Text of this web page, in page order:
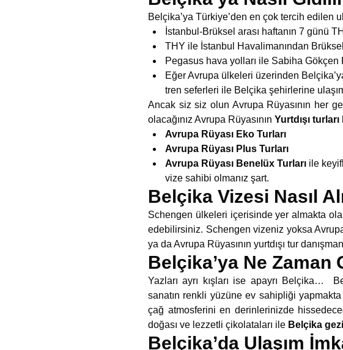
Belçika’ya Türkiye’den en çok tercih edilen
İstanbul-Brüksel arası haftanın 7 günü
THY ile İstanbul Havalimanından
Pegasus hava yolları ile Sabiha
Eğer Avrupa ülkeleri üzerinden
tren seferleri ile Belçika şehirlerine
Ancak siz siz olun Avrupa Rüyasının her
olacağınız Avrupa Rüyasının Yurtdışı turları
Avrupa Rüyası Eko Turları
Avrupa Rüyası Plus Turları
Avrupa Rüyası Benelüx Turları ile
vize sahibi olmanız şart.
Belçika Vizesi Nasıl
Schengen ülkeleri içerisinde yer almakta
edebilirsiniz. Schengen vizeniz yoksa
ya da Avrupa Rüyasının yurtdışı tur
Belçika’ya Ne Zaman
Yazları ayrı kışları ise apayrı Belçika…
sanatın renkli yüzüne ev sahipliği
çağ atmosferini en derinlerinizde
doğası ve lezzetli çikolataları ile Belçika
Belçika’da Ulaşım